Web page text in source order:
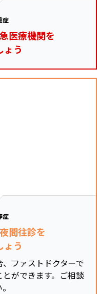
症
医療機関を
ょう
症
間往診を
ょう
ファストドクターで
ができます。ご相談